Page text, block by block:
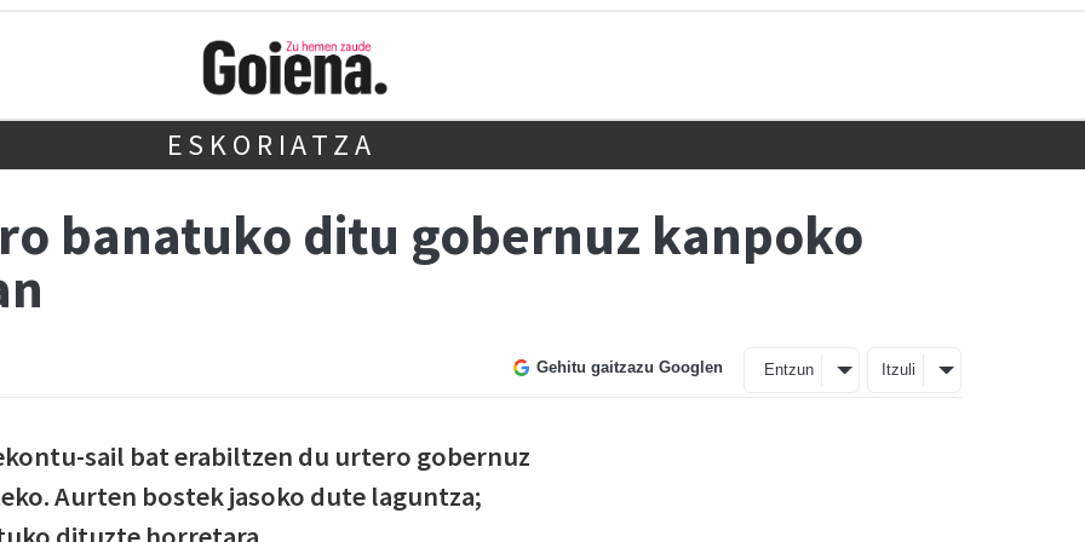
ESKORIATZA
banatuko ditu gobernuz kanpoko
Gehitu gaitzazu Googlen Entzun Itzuli
sail bat erabiltzen du urtero gobernuz
Aurten bostek jasoko dute laguntza;